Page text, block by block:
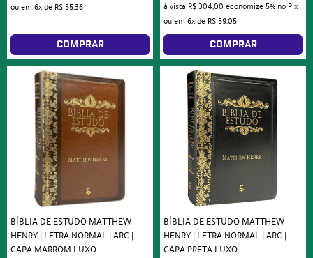
ou em 6xde R$ 55,36
COMPRAR
à vista R$ 304,00 economize 5% no Pix
ou em 6xde R$ 59,05
COMPRAR
BÍBLIA DE ESTUDO MATTHEW
HENRY | LETRA NORMAL | ARC |
CAPA MARROM LUXO
BÍBLIA DE ESTUDO MATTHEW
HENRY | LETRA NORMAL | ARC |
CAPA PRETA LUXO